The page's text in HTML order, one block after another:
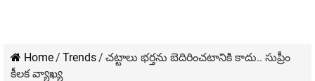
Home/ Trends/ చట్టాలు భర్తను బెదిరించటానికి కాదు.. సుప్రీం
కీలక వ్యాఖ్య